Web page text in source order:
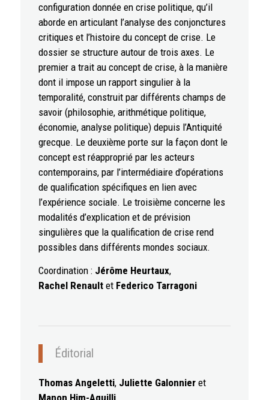
configuration donnée en crise politique, qu’il
aborde en articulant l’analyse des conjonctures
critiques et l’histoire du concept de crise. Le
dossier se structure autour de trois axes. Le
premier a trait au concept de crise, à la manière
dont il impose un rapport singulier à la
temporalité, construit par différents champs de
savoir (philosophie, arithmétique politique,
économie, analyse politique) depuis l’Antiquité
grecque. Le deuxième porte sur la façon dont le
concept est réapproprié par les acteurs
contemporains, par l’intermédiaire d’opérations
de qualification spécifiques en lien avec
l’expérience sociale. Le troisième concerne les
modalités d’explication et de prévision
singulières que la qualification de crise rend
possibles dans différents mondes sociaux.
Coordination : Jérôme Heurtaux,
Rachel Renault et Federico Tarragoni
Éditorial
Thomas Angeletti, Juliette Galonnieret
Manon Him-Aquilli